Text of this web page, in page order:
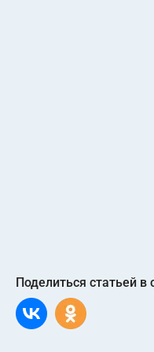
Поделиться статьей в